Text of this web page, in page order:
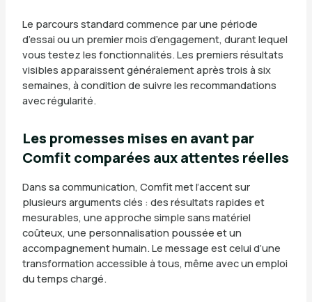
Le parcours standard commence par une période
d’essai ou un premier mois d’engagement, durant lequel
vous testez les fonctionnalités. Les premiers résultats
visibles apparaissent généralement après trois à six
semaines, à condition de suivre les recommandations
avec régularité.
Les promesses mises en avant par
Comfit comparées aux attentes réelles
Dans sa communication, Comfit met l’accent sur
plusieurs arguments clés : des résultats rapides et
mesurables, une approche simple sans matériel
coûteux, une personnalisation poussée et un
accompagnement humain. Le message est celui d’une
transformation accessible à tous, même avec un emploi
du temps chargé.